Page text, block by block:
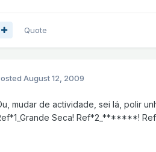
Quote
August 12, 2009
mudar de actividade, sei lá, polir
Seca! Ref*2_*******!